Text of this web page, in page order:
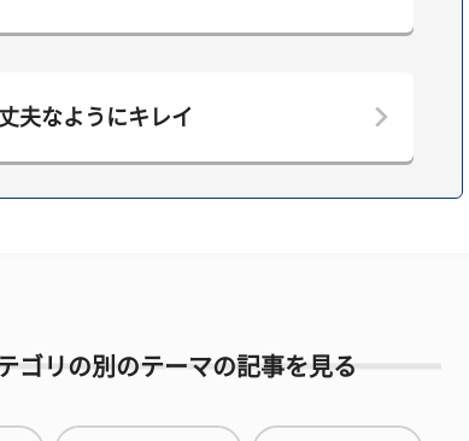
夫なようにキレイ
ゴリの別のテーマの記事を見る